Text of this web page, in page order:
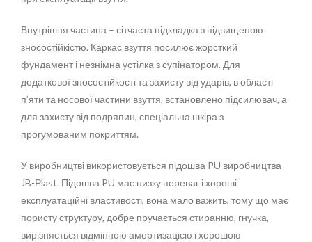
Внутрішня частина – сітчаста підкладка з підвищеною
зносостійкістю. Каркас взуття посилює жорсткий
фундамент і незнімна устілка з супінатором. Для
додаткової зносостійкості та захисту від ударів, в області
п’яти та носової частини взуття, встановлено підсилювач, а
для захисту від подряпин, спеціальна шкіра з
прогумованим покриттям.
У виробництві використовується підошва PU виробництва
JB-Рlast. Підошва PU має низку переваг і хороші
експлуатаційні властивості, вона мало важить, тому що має
пористу структуру, добре пручається стиранню, гнучка,
вирізняється відмінною амортизацією і хорошою